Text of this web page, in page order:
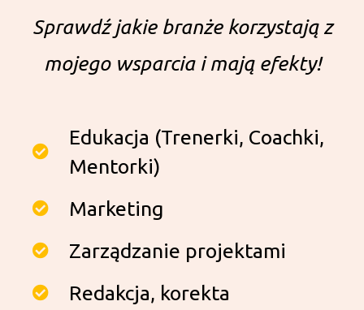
Sprawdź jakie branże korzystają z
mojego wsparcia i mają efekty!
Edukacja (Trenerki, Coachki,
Mentorki)
Marketing
Zarządzanie projektami
Redakcja, korekta